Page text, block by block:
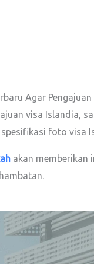
Agar
visa Islandia,
foto visa
akan memberikan